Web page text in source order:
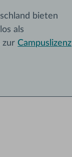
bieten
als
zurCampuslizenz